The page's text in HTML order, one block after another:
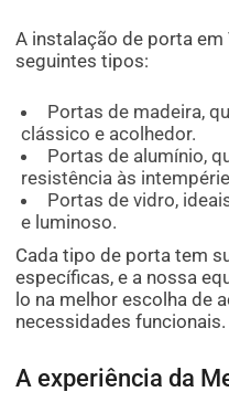
A instalação de porta em
seguintes tipos:
Portas de madeira,
clássico e acolhedor.
Portas de alumínio,
resistência às
Portas de vidro,
e luminoso.
Cada tipo de porta tem
específicas, e a nossa
lo na melhor escolha de
necessidades funcionais.
A experiência da